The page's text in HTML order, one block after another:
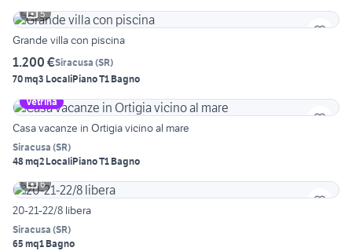
5
Grande villa con piscina
1.200 €Siracusa (SR)
70 mq3 LocaliPiano T1 Bagno
Vetrina
Casa vacanze in Ortigia vicino al mare
Siracusa (SR)
48 mq2 LocaliPiano T1 Bagno
6
20-21-22/8 libera
Siracusa (SR)
65 mq1 Bagno